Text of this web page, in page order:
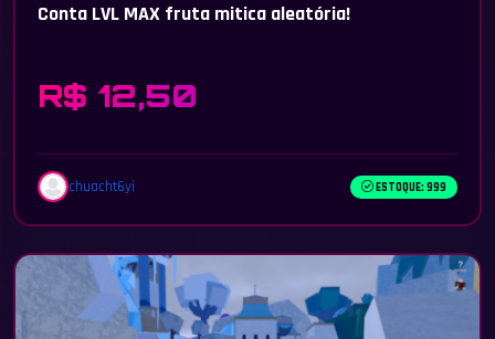
Conta LVL MAX fruta mitica aleatória!
R$ 12,50
chuacht6yi ESTOQUE: 999